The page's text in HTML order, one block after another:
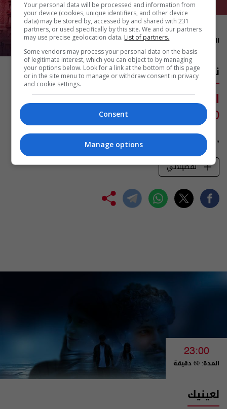
23:00
المدة: 60 دقيقة
نون النسوة
اعادة أولى من الاثنين الى الجمعة
6:00 فجرا
"نون النسوة" مسلسل كويتي مشوّق يُعرض على السومرية
تفضيلاتي
23:00
المدة: 60 دقيقة
لعينيك
Your personal data will be processed and information from
your device (cookies, unique identifiers, and other device
data) may be stored by, accessed by and shared with 231
partners, or used specifically by this site. We and our partners
may use precise geolocation data. List of partners.
Some vendors may process your personal data on the basis
of legitimate interest, which you can object to by managing
your options below. Look for a link at the bottom of this page
or in the site menu to manage or withdraw consent in privacy
and cookie settings.
Consent
Manage options